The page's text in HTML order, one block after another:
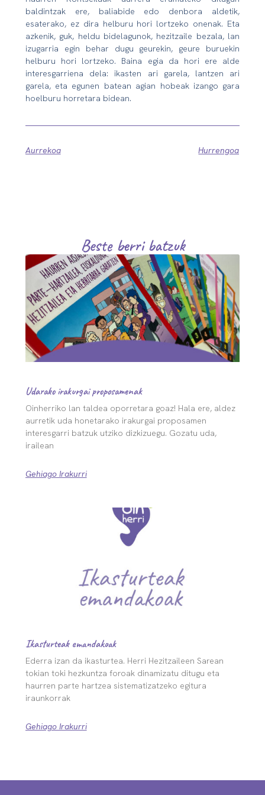
baldintzak ere, baliabide edo denbora aldetik,
esaterako, ez dira helburu hori lortzeko onenak. Eta
azkenik, guk, heldu bidelagunok, hezitzaile bezala, lan
izugarria egin behar dugu geurekin, geure buruekin
helburu hori lortzeko. Baina egia da hori ere alde
interesgarriena dela: ikasten ari garela, lantzen ari
garela, eta egunen batean agian hobeak izango gara
hoelburu horretara bidean.
Aurrekoa Hurrengoa
Beste berri batzuk
Udarako irakurgai proposamenak
Oinherriko lan taldea oporretara goaz! Hala ere, aldez
aurretik uda honetarako irakurgai proposamen
interesgarri batzuk utziko dizkizuegu. Gozatu uda,
irailean
Gehiago Irakurri
Ikasturteak emandakoak
Ederra izan da ikasturtea. Herri Hezitzaileen Sarean
tokian toki hezkuntza foroak dinamizatu ditugu eta
haurren parte hartzea sistematizatzeko egitura
iraunkorrak
Gehiago Irakurri